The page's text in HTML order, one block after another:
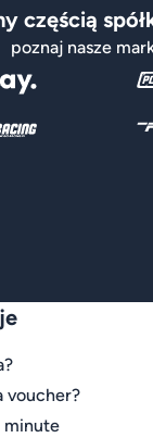
częścią
poznaj nasze
voucher?
minute